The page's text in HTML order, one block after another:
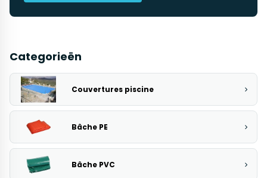
Categorieën
Couvertures piscine
Bâche PE
Bâche PVC